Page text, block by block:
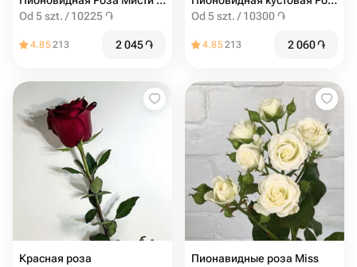
Od 5 szt. / 10225 ֏
4.85213 2 045֏
Od 5 szt. / 10300 ֏
4.85213 2 060֏
Красная роза
Пионавидные роза Miss